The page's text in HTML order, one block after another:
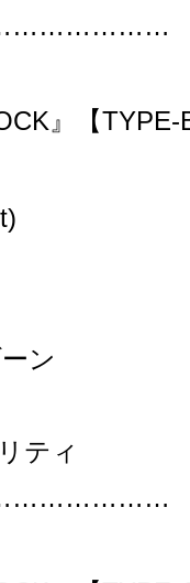
』【TYPE-
ン
ティ